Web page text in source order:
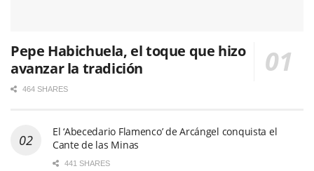
Pepe Habichuela, el toque que hizo
avanzar la tradición
464 SHARES
El ‘Abecedario Flamenco’ de Arcángel conquista el
Cante de las Minas
441 SHARES